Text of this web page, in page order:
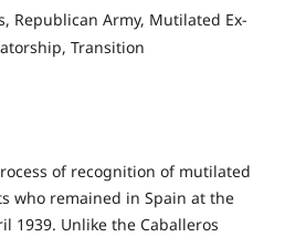
Republican Army, Mutilated Ex-
Transition
of recognition of mutilated
who remained in Spain at the
1939. Unlike the Caballeros